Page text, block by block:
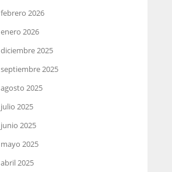
febrero 2026
enero 2026
diciembre 2025
septiembre 2025
agosto 2025
julio 2025
junio 2025
mayo 2025
abril 2025